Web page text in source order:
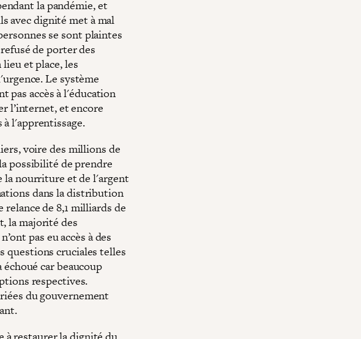
la pandémie, et
avec dignité met à mal
se sont plaintes
de porter des
lieu et place, les
Le système
pas accès à l'éducation
l’internet, et encore
l'apprentissage.
voire des millions de
possibilité de prendre
la nourriture et de l'argent
dans la distribution
de 8,1 milliards de
la majorité des
pas eu accès à des
questions cruciales telles
car beaucoup
respectives.
du gouvernement
à restaurer la dignité du